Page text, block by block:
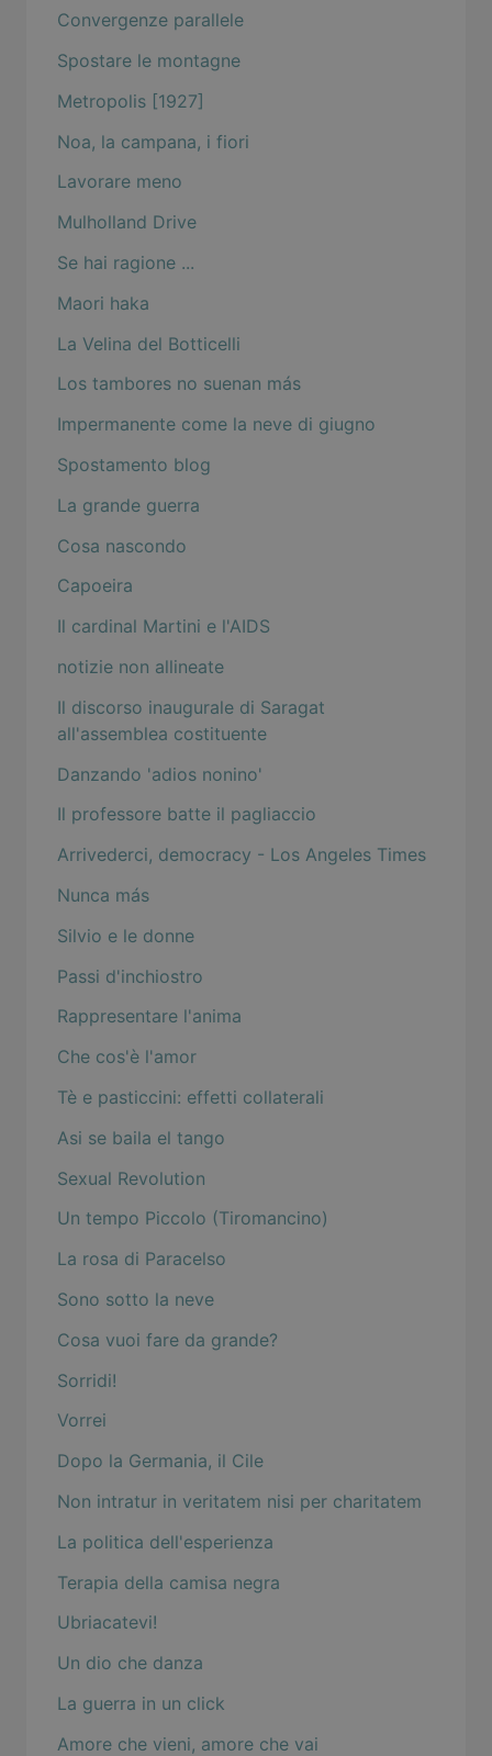
Convergenze parallele
Spostare le montagne
Metropolis [1927]
Noa, la campana, i fiori
Lavorare meno
Mulholland Drive
Se hai ragione ...
Maori haka
La Velina del Botticelli
Los tambores no suenan más
Impermanente come la neve di giugno
Spostamento blog
La grande guerra
Cosa nascondo
Capoeira
Il cardinal Martini e l'AIDS
notizie non allineate
Il discorso inaugurale di Saragat
all'assemblea costituente
Danzando 'adios nonino'
Il professore batte il pagliaccio
Arrivederci, democracy - Los Angeles Times
Nunca más
Silvio e le donne
Passi d'inchiostro
Rappresentare l'anima
Che cos'è l'amor
Tè e pasticcini: effetti collaterali
Asi se baila el tango
Sexual Revolution
Un tempo Piccolo (Tiromancino)
La rosa di Paracelso
Sono sotto la neve
Cosa vuoi fare da grande?
Sorridi!
Vorrei
Dopo la Germania, il Cile
Non intratur in veritatem nisi per charitatem
La politica dell'esperienza
Terapia della camisa negra
Ubriacatevi!
Un dio che danza
La guerra in un click
Amore che vieni, amore che vai